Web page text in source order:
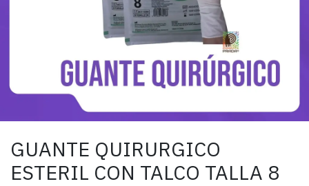
GUANTE QUIRURGICO
ESTERIL CON TALCO TALLA 8